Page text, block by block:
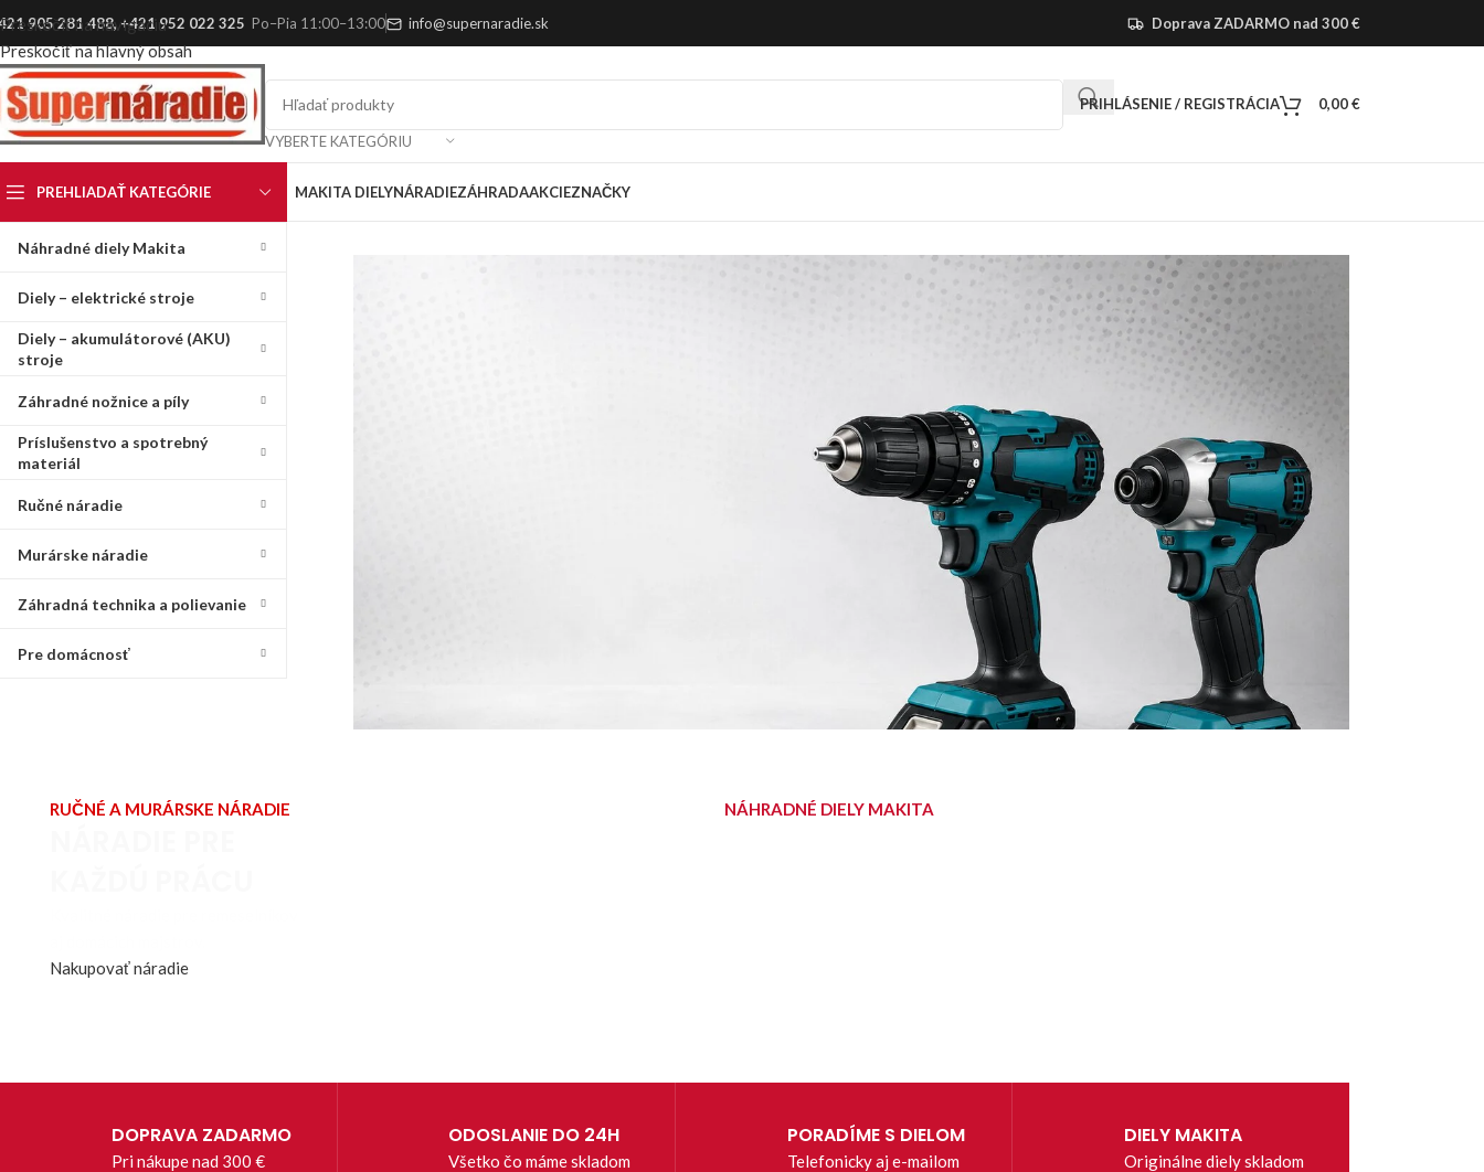
Preskočiť na navigáciu
Preskočiť na hlavný obsah
905 281 488,+421 952 022 325 Po–Pia 11:00–13:00 info@supernaradie.sk Doprava ZADARMO nad 300 €
VYBERTE KATEGÓRIU
PRIHLÁSENIE / REGISTRÁCIA 0,00€
PREHLIADAŤ KATEGÓRIE
Náhradné diely Makita
Diely – elektrické stroje
Diely – akumulátorové (AKU)
stroje
Záhradné nožnice a píly
Príslušenstvo a spotrebný
materiál
Ručné náradie
Murárske náradie
Záhradná technika a polievanie
Pre domácnosť
MAKITA DIELYNÁRADIEZÁHRADAAKCIEZNAČKY
RUČNÉ A MURÁRSKE NÁRADIE
Nakupovať náradie
NÁHRADNÉ DIELY MAKITA
DOPRAVA ZADARMO
Pri nákupe nad 300 €
ODOSLANIE DO 24H
Všetko čo máme skladom
PORADÍME S DIELOM
Telefonicky aj e-mailom
DIELY MAKITA
Originálne diely skladom